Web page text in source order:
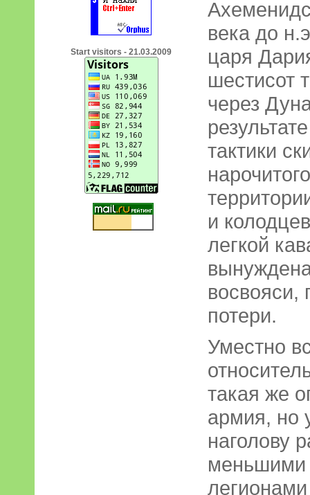
Start visitors - 21.03.2009
века до
царя
шестисот
через
тактики
и
легкой
восвояси,
потери.
Уместно
такая же
армия, но
наголову
меньшими